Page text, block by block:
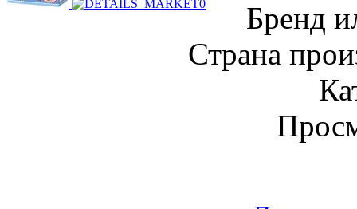
Бренд
Страна